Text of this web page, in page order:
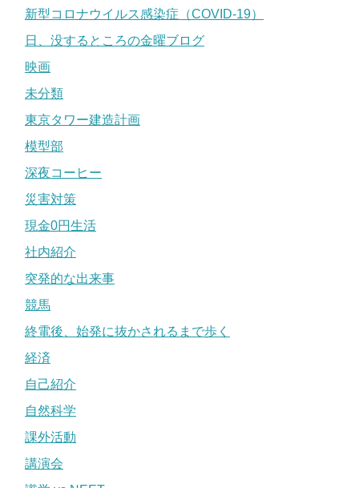
新型コロナウイルス感染症（COVID-19）
日、没するところの金曜ブログ
映画
未分類
東京タワー建造計画
模型部
深夜コーヒー
災害対策
現金0円生活
社内紹介
突発的な出来事
競馬
終電後、始発に抜かされるまで歩く
経済
自己紹介
自然科学
課外活動
講演会